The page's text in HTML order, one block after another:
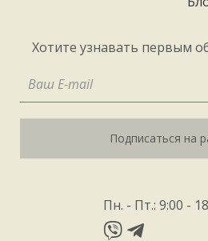
Хотите узнавать первым
Подписаться на
Пн. - Пт.: 9:00 -